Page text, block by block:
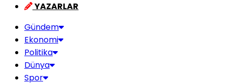
YAZARLAR
Gündem
Ekonomi
Politika
Dünya
Spor